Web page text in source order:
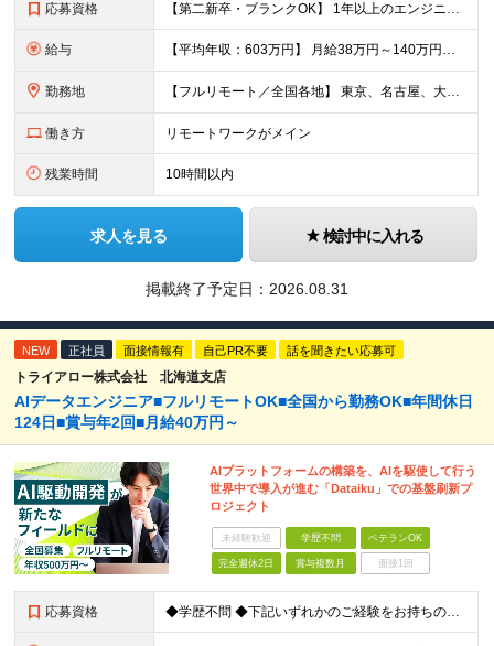
応募資格 【第二新卒・ブランクOK】 1年以上のエンジニア経験がある方(開発・インフラ・工程・言語一切不問） 文理・学歴不問 【三上さんの事例】 転職前 AWS案件を希望していましたが、資格や評価軸が不明確で
給与 【平均年収：603万円】 月給38万円～140万円＋諸手当（経験者） 【平均年収603万円】 ※案件の契約内容や昇給額などはすべて開示します。 ※経験や能力を考慮し決定します。 ※月給には固定残業
勤務地 【フルリモート／全国各地】 東京、名古屋、大阪、福岡を中心とした全国のプロジェクトにアサイン。 ※プロジェクトは完全選択制です。 ※フルリモート、ハイブリッド型、常駐案件から自由に選択可能です。 ※転
働き方 リモートワークがメイン
残業時間 10時間以内
求人を見る 検討中に入れる
掲載終了予定日： 2026.08.31
NEW 正社員 面接情報有 自己PR不要 話を聞きたい応募可
トライアロー株式会社 北海道支店
AIデータエンジニア■フルリモートOK■全国から勤務OK■年間休日
124日■賞与年2回■月給40万円～
AIプラットフォームの構築を、AIを駆使して行う
世界中で導入が進む「Dataiku」での基盤刷新プ
ロジェクト
未経験歓迎 学歴不問 ベテランOK
完全週休2日 賞与複数月 面接1回
応募資格 ◆学歴不問 ◆下記いずれかのご経験をお持ちの方 ・Webアプリケーション開発の実務経験（目安：7年以上） ・要件定義・基本設計など、上流工程の経験（目安：3年以上） ・Pythonでの開発経験（目安：